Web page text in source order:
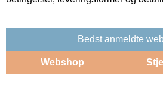
Bedst anmeldte
Webshop